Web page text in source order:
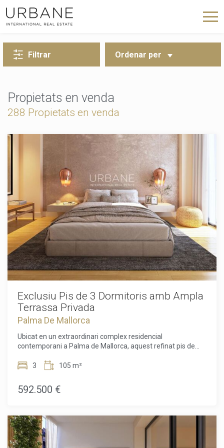
Filtrar Ordenar per
Propietats en venda
288 Propietats en venda
Exclusiu Pis de 3 Dormitoris amb Ampla
Terrassa Privada
Palma De Mallorca
Ubicat en un extraordinari complex residencial
contemporani a Palma de Mallorca, aquest refinat pis de
d'avantguarda, sostenibilitat i excel·lència
concebuda com un modern espai obert, on la llum natural
inhunda la joia a través de grans finestrals que creen una
lliurada totalment moblada amb mobles en tons clars,
compta amb taulers de treball i entrepans en quars
compacte Silestone de gran qualitat i està equipada amb
3 105 m²
592.500 €